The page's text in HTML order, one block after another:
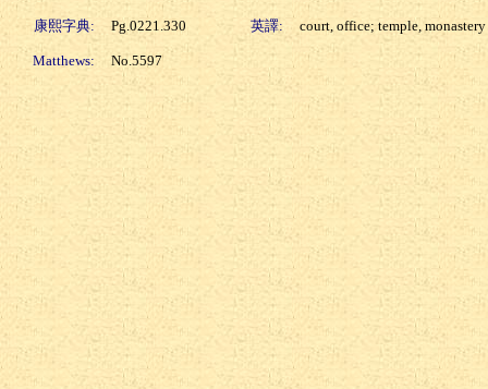
康熙字典: Pg.0221.330 英譯: court, office; temple, monastery
Matthews: No.5597